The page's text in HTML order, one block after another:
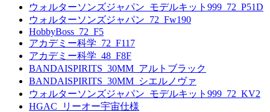
ウォルターソンズジャパン_モデルキット999_72_P51D
ウォルターソンズジャパン_72_Fw190
HobbyBoss_72_F5
アカデミー科学_72_F117
アカデミー科学_48_F8F
BANDAISPIRITS_30MM_アルトブラック
BANDAISPIRITS_30MM_シエルノヴァ
ウォルターソンズジャパン_モデルキット999_72_KV2
HGAC_リーオー宇宙仕様